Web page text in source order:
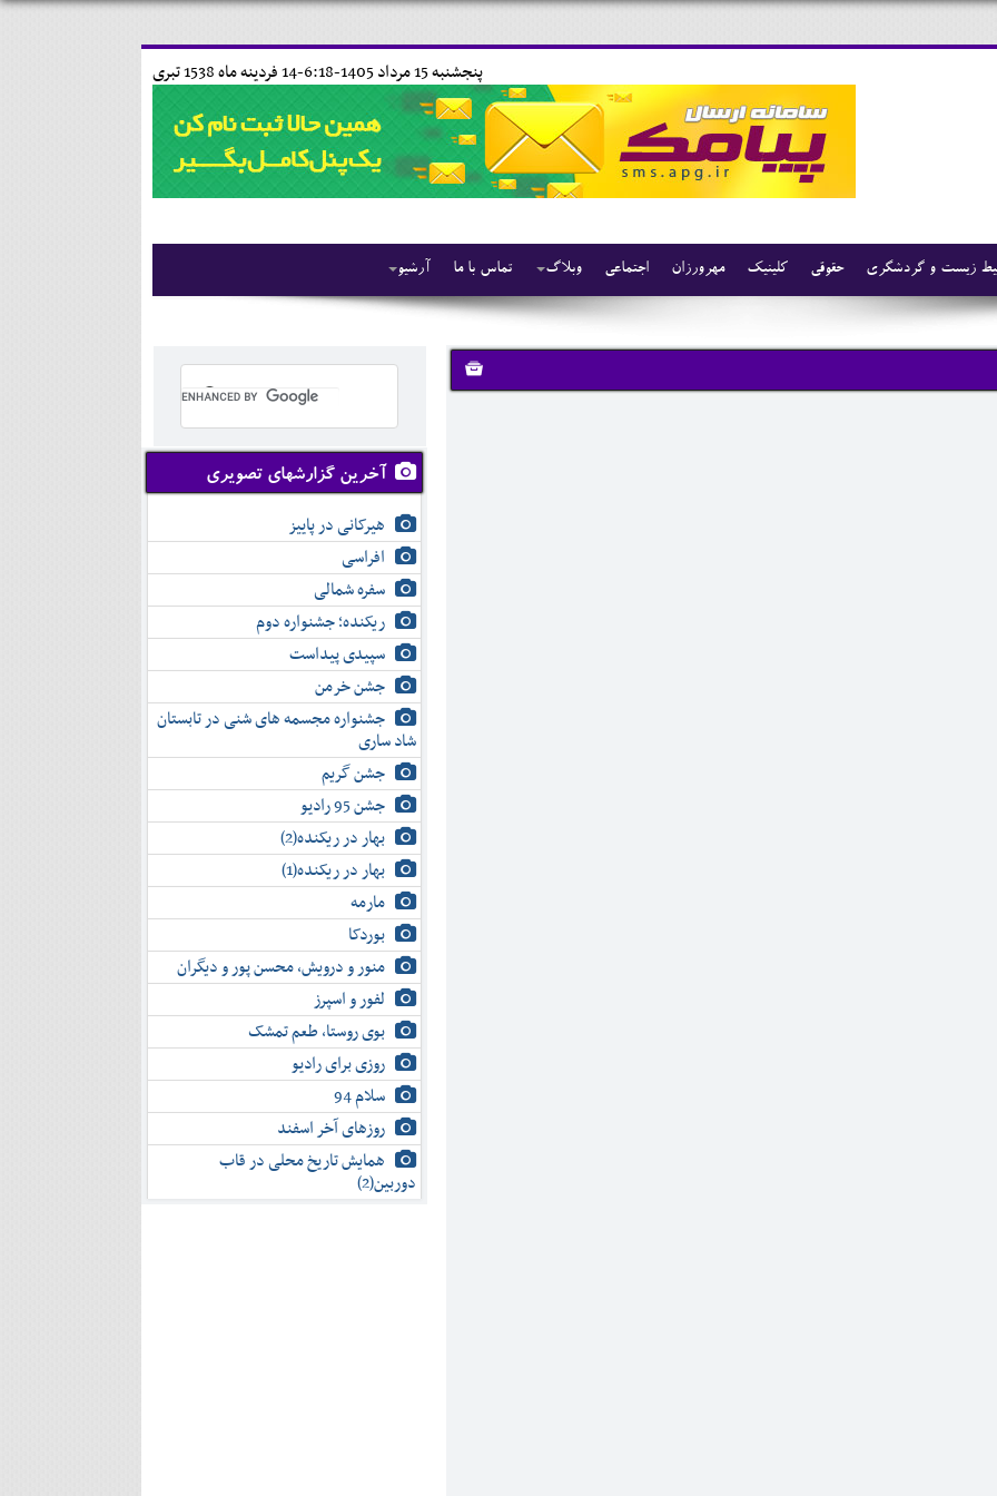
14 فردينه ماه 1538 تبری پنجشنبه 15 مرداد 1405-6:18-
آرشیو تماس با ما وبلاگ اجتماعی مهرورزان کلینیک حقوقی زیست و گردشگری
آخرین گزارشهای تصویری
هیرکانی در پاییز
افراسی
سفره شمالی
ریکنده؛ جشنواره دوم
سپیدی پیداست
جشن خرمن
جشنواره مجسمه های شنی در تابستان
شاد ساری
جشن گریم
جشن 95 رادیو
بهار در ریکنده(2)
بهار در ریکنده(1)
مارمه
بوردکا
منور و درویش، محسن پور و دیگران
لفور و اسپرز
بوی روستا، طعم تمشک
روزی برای رادیو
سلام 94
روزهای آخر اسفند
همایش تاریخ محلی در قاب
دوربین(2)